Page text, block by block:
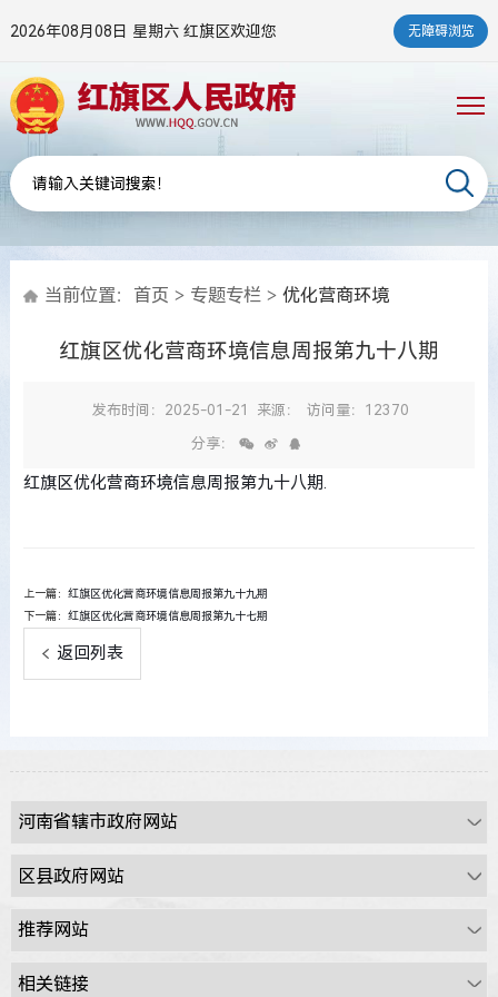
2026年08月08日 星期六红旗区欢迎您 无障碍浏览
当前位置： 首页 > 专题专栏 > 优化营商环境
红旗区优化营商环境信息周报第九十八期
发布时间：2025-01-21 来源： 访问量：12370
分享：
红旗区优化营商环境信息周报第九十八期.
上一篇：红旗区优化营商环境信息周报第九十九期
下一篇：红旗区优化营商环境信息周报第九十七期
返回列表